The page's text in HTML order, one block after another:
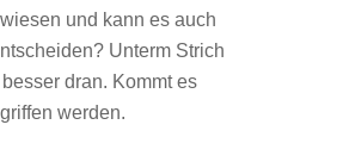
und kann es auch
Unterm Strich
dran. Kommt es
werden.